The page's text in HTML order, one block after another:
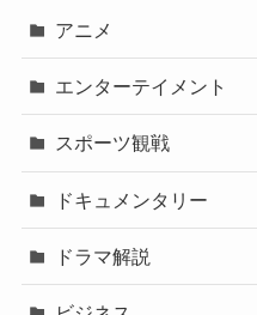
アニメ
エンターテイメント
スポーツ観戦
ドキュメンタリー
ドラマ解説